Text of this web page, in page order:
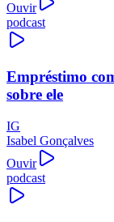
Ouvir
podcast
Empréstimo
sobre ele
IG
Isabel Gonçalves
Ouvir
podcast